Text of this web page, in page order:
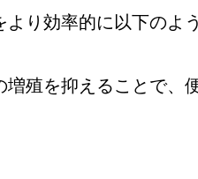
り効率的に以下のよ
殖を抑えることで、